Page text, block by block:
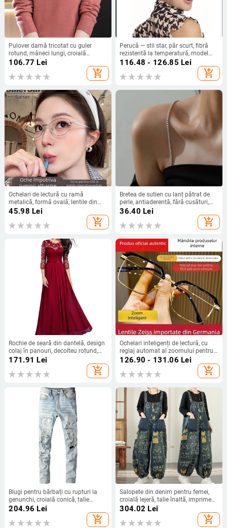
Pulover damă tricotat cu guler
rotund, mâneci lungi, croială
normală, amestec din fibre de bază
106.77 Lei
add_shopping_cart
Perucă — stil star, păr scurt, fibră
rezistentă la temperatură, model
M8129, poate fi vopsită și pregătită
116.48 - 126.85 Lei
add_shopping_cart
Ochelari de lectură cu ramă
metalică, formă ovală, lentile din
policarbonat, protecție împotriva
45.98 Lei
add_shopping_cart
Bretea de sutien cu lanț pătrat de
perle, antiaderentă, fără cusături,
metalică, cu detalii decupate,
36.40 Lei
add_shopping_cart
Rochie de seară din dantelă, design
colaj în panouri, decolteu rotund,
mâneci lungi, toamnă 2023, fustă
171.91 Lei
add_shopping_cart
Ochelari inteligenți de lectură, cu
reglaj automat al zoomului pentru
vedere la aproape și la distanță,
protecție HD împotriva luminii
albastre, lentile cu mai multe lentile
126.90 - 131.06 Lei
add_shopping_cart
Blugi pentru bărbați cu rupturi la
genunchi, croială conică, talie
medie, închidere cu nasturi, denim
204.96 Lei
add_shopping_cart
Salopete din denim pentru femei,
croială lejeră, talie înaltă, imprimeu,
amestec poliester 30–50%,
304.02 Lei
add_shopping_cart